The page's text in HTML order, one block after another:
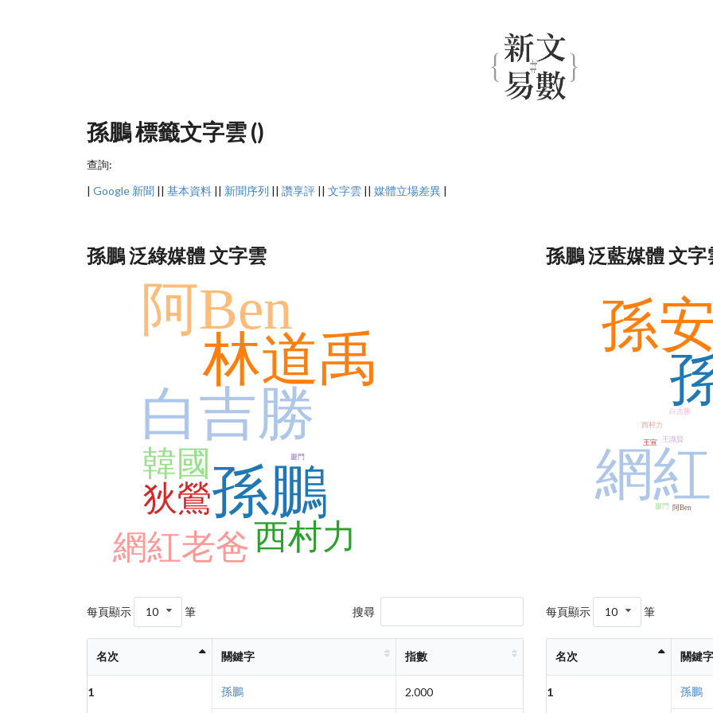
孫鵬 標籤文字雲 ()
查詢:
| Google 新聞|| 基本資料|| 新聞序列 || 讚享評|| 文字雲|| 媒體立場差異|
孫鵬 泛綠媒體 文字雲
孫鵬
白吉勝
林道禹
阿Ben
西村力
韓國
狄鶯
網紅老爸
廈門
每頁顯示 10 筆 搜尋
名次 關鍵字 指數
1 孫鵬 2.000
孫鵬 泛藍媒體 文字
網
孫
廈門
王宣
西村力
王識賢
阿Ben
白吉勝
每頁顯示 10 筆
名次 關鍵字
1 孫鵬